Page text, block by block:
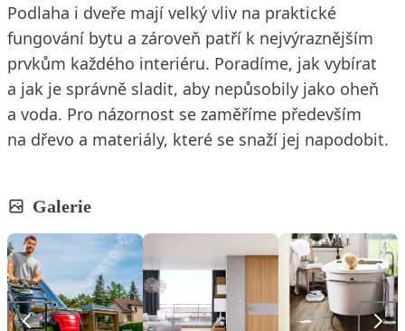
Podlaha i dveře mají velký vliv na praktické
fungování bytu a zároveň patří k nejvýraznějším
prvkům každého interiéru. Poradíme, jak vybírat
a jak je správně sladit, aby nepůsobily jako oheň
a voda. Pro názornost se zaměříme především
na dřevo a materiály, které se snaží jej napodobit.
Galerie